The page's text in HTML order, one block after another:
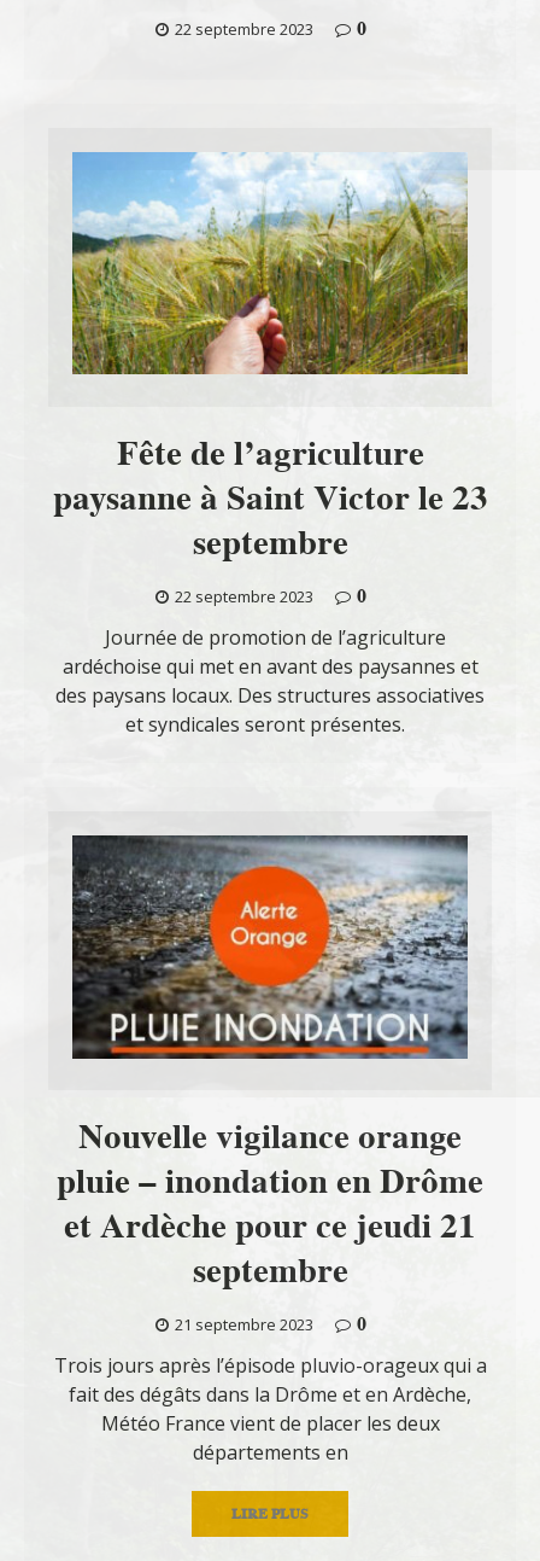
22 septembre 2023 0
Fête de l’agriculture
paysanne à Saint Victor le 23
septembre
22 septembre 2023
0
Journée de promotion de l’agriculture
ardéchoise qui met en avant des paysannes et
des paysans locaux. Des structures associatives
et syndicales seront présentes.
Nouvelle vigilance orange
pluie – inondation en Drôme
et Ardèche pour ce jeudi 21
septembre
21 septembre 2023
0
Trois jours après l’épisode pluvio-orageux qui a
fait des dégâts dans la Drôme et en Ardèche,
Météo France vient de placer les deux
départements en
LIRE PLUS